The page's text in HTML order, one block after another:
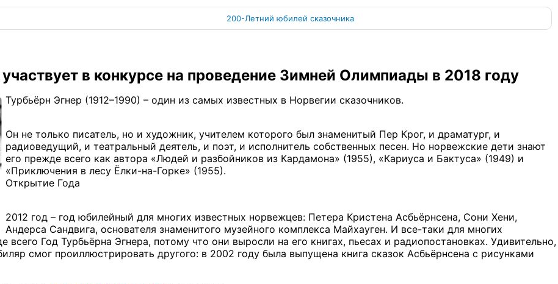
200-Летний юбилей сказочника
в конкурсе на проведение Зимней Олимпиады в 2018 году
Турбьёрн Эгнер (1912–1990) – один из самых известных в Норвегии сказочников.
Он не только писатель, но и художник, учителем которого был знаменитый Пер Крог, и драматург, и
радиоведущий, и театральный деятель, и поэт, и исполнитель собственных песен. Но норвежские дети знают
его прежде всего как автора «Людей и разбойников из Кардамона» (1955), «Кариуса и Бактуса» (1949) и
«Приключения в лесу Ёлки-на-Горке» (1955).
Открытие Года
2012 год – год юбилейный для многих известных норвежцев: Петера Кристена Асбьёрнсена, Сони Хени,
Андерса Сандвига, основателя знаменитого музейного комплекса Майхауген. И все-таки для многих
всего Год Турбьёрна Эгнера, потому что они выросли на его книгах, пьесах и радиопостановках. Удивительно,
смог проиллюстрировать другого: в 2002 году была выпущена книга сказок Асбьёрнсена с рисунками